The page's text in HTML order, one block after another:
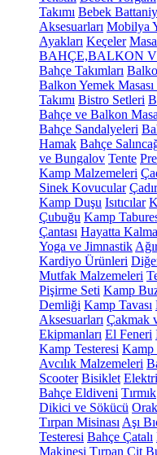
Takımı Bebek
Aksesuarları Mobilya
Ayakları Keçeler
BAHÇE,BALKON
Bahçe Takımları
Balkon Yemek Masası
Takımı Bistro Setleri
Bahçe ve Balkon
Bahçe Sandalyeleri
Hamak Bahçe
ve Bungalov Tente
Kamp Malzemeleri
Sinek Kovucular
Kamp Duşu Isıtıcılar
Çubuğu Kamp
Çantası Hayatta
Yoga ve Jimnastik
Kardiyo Ürünleri
Mutfak Malzemeleri
Pişirme Seti Kamp
Demliği Kamp Tavası
Aksesuarları Çakmak
Ekipmanları El Feneri
Kamp Testeresi Kamp
Avcılık Malzemeleri
Scooter Bisiklet
Bahçe Eldiveni Tırmık
Dikici ve Sökücü Orak
Tırpan Misinası Aşı
Testeresi Bahçe Çatalı
Makinesi Tırpan Çit